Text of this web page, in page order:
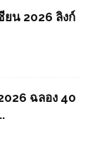
น 2026 ลิงก์
ฉลอง 40